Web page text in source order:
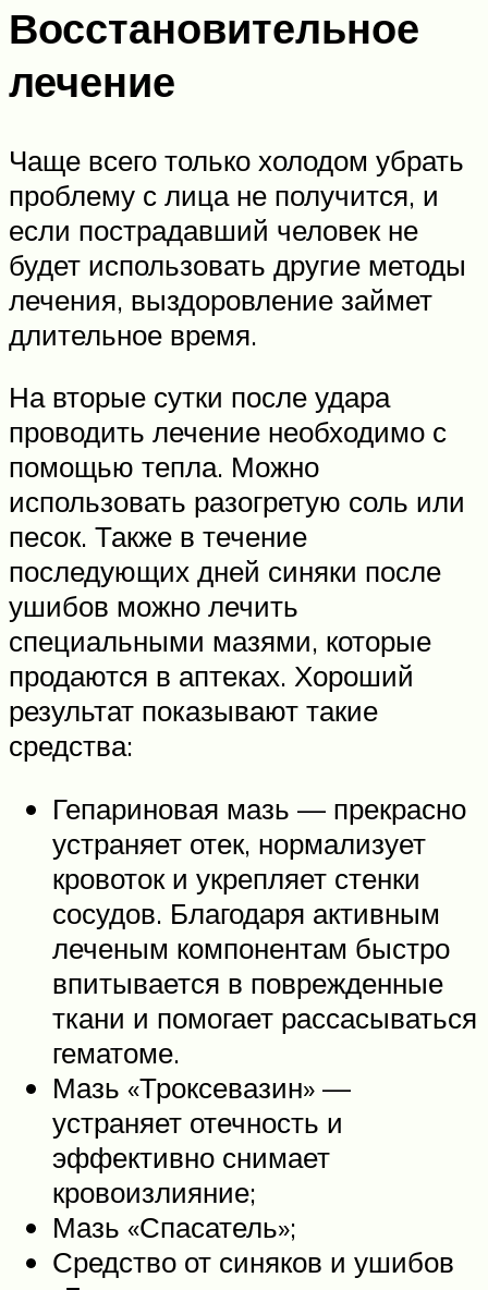
Восстановительное
лечение
Чаще всего только холодом убрать
проблему с лица не получится, и
если пострадавший человек не
будет использовать другие методы
лечения, выздоровление займет
длительное время.
На вторые сутки после удара
проводить лечение необходимо с
помощью тепла. Можно
использовать разогретую соль или
песок. Также в течение
последующих дней синяки после
ушибов можно лечить
специальными мазями, которые
продаются в аптеках. Хороший
результат показывают такие
средства:
Гепариновая мазь — прекрасно
устраняет отек, нормализует
кровоток и укрепляет стенки
сосудов. Благодаря активным
леченым компонентам быстро
впитывается в поврежденные
ткани и помогает рассасываться
гематоме.
Мазь «Троксевазин» —
устраняет отечность и
эффективно снимает
кровоизлияние;
Мазь «Спасатель»;
Средство от синяков и ушибов